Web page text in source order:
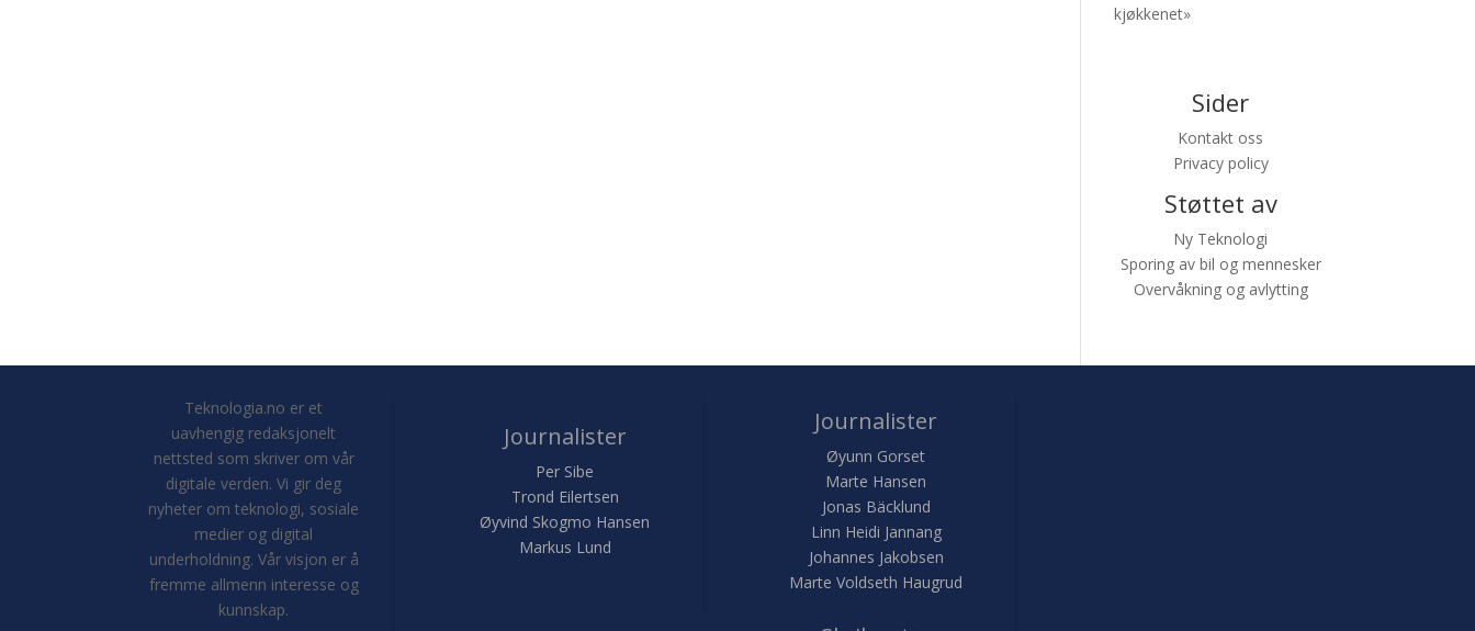
kjøkkenet»
Sider
Kontakt oss
Privacy policy
Støttet av
Ny Teknologi
Sporing av bil og mennesker
Overvåkning og avlytting
Teknologia.no er et
uavhengig redaksjonelt
nettsted som skriver om vår
digitale verden. Vi gir deg
nyheter om teknologi, sosiale
medier og digital
underholdning. Vår visjon er å
fremme allmenn interesse og
kunnskap.
Journalister
Per Sibe
Trond Eilertsen
Øyvind Skogmo Hansen
Markus Lund
Journalister
Øyunn Gorset
Marte Hansen
Jonas Bäcklund
Linn Heidi Jannang
Johannes Jakobsen
Marte Voldseth Haugrud